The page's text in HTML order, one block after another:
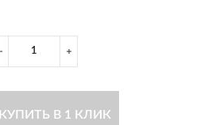
КУПИТЬ В 1 КЛИК